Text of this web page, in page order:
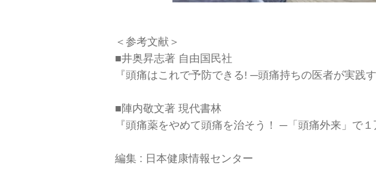
＜参考文献＞
■井奥昇志著 自由国民社
『頭痛はこれで予防できる! ─頭痛持ちの医者が実践
■陣内敬文著 現代書林
『頭痛薬をやめて頭痛を治そう！ ─「頭痛外来」で
編集 : 日本健康情報センター